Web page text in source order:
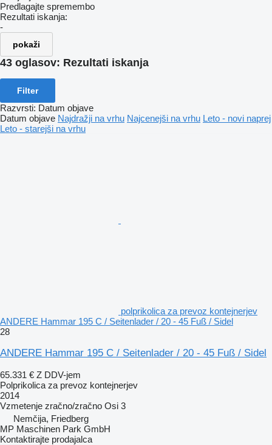
Predlagajte spremembo
Rezultati iskanja:
-
pokaži
43 oglasov: Rezultati iskanja
Filter
Razvrsti: Datum objave
Datum objave Najdražji na vrhu Najcenejši na vrhu Leto - novi naprej
Leto - starejši na vrhu
polprikolica za prevoz kontejnerjev
ANDERE Hammar 195 C / Seitenlader / 20 - 45 Fuß / Sidel
28
ANDERE Hammar 195 C / Seitenlader / 20 - 45 Fuß / Sidel
65.331 € Z DDV-jem
Polprikolica za prevoz kontejnerjev
2014
Vzmetenje zračno/zračno Osi 3
Nemčija, Friedberg
MP Maschinen Park GmbH
Kontaktirajte prodajalca